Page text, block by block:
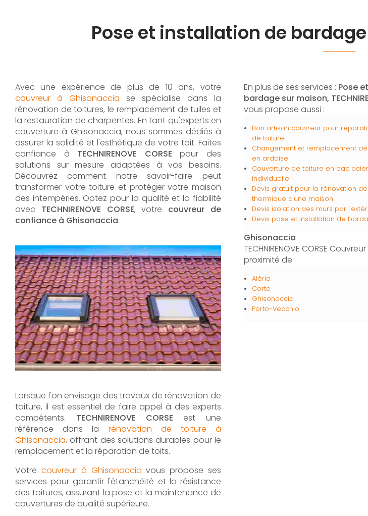
Pose et installation de
Avec une expérience de plus de 10 ans, votre
couvreur à Ghisonaccia se spécialise dans la
rénovation de toitures, le remplacement de tuiles et
la restauration de charpentes. En tant qu'experts en
couverture à Ghisonaccia, nous sommes dédiés à
assurer la solidité et l'esthétique de votre toit. Faites
confiance à TECHNIRENOVE CORSE pour des
solutions sur mesure adaptées à vos besoins.
Découvrez comment notre savoir-faire peut
transformer votre toiture et protéger votre maison
des intempéries. Optez pour la qualité et la fiabilité
avec TECHNIRENOVE CORSE, votre couvreur de
confiance à Ghisonaccia.
Lorsque l'on envisage des travaux de rénovation de
toiture, il est essentiel de faire appel à des experts
compétents. TECHNIRENOVE CORSE est une
référence dans la rénovation de toiture à
Ghisonaccia, offrant des solutions durables pour le
remplacement et la réparation de toits.
Votre couvreur à Ghisonaccia vous propose ses
services pour garantir l'étanchéité et la résistance
des toitures, assurant la pose et la maintenance de
couvertures de qualité supérieure.
En plus de ses services : Pose
bardage sur maison,
vous propose aussi :
Bon artisan couvreur pour
de toiture
Changement et remplacement de
en ardoise
Couverture de toiture en bac
individuelle
Devis gratuit pour la rénovation
thermique d'une maison
Devis isolation des murs par
Devis pose et installation de
Ghisonaccia
TECHNIRENOVE CORSE
proximité de :
Aléria
Corte
Ghisonaccia
Porto-Vecchio